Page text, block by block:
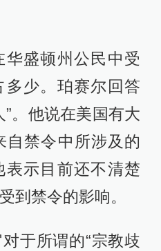
盛顿州公民中受
少。珀赛尔回答
。他说在美国有大
自禁令中所涉及的
示目前还不清楚
到禁令的影响。
于所谓的“宗教歧